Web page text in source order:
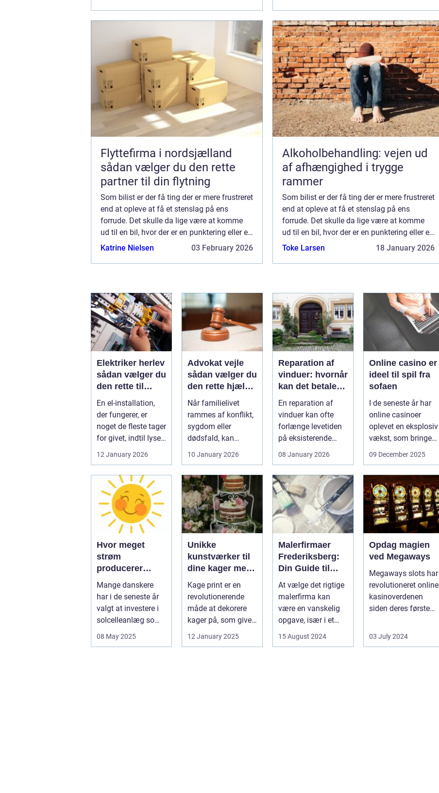
Flyttefirma i nordsjælland
sådan vælger du den rette
partner til din flytning
Som bilist er der få ting der er mere frustreret
end at opleve at få et stenslag på ens
forrude. Det skulle da lige være at komme
ud til en bil, hvor der er en punktering eller en
vintermorgen hvor man er for sent på den og
Katrine Nielsen 03 February 2026
Alkoholbehandling: vejen ud
af afhængighed i trygge
rammer
Som bilist er der få ting der er mere frustreret
end at opleve at få et stenslag på ens
forrude. Det skulle da lige være at komme
ud til en bil, hvor der er en punktering eller en
vintermorgen hvor man er for sent på den og
Toke Larsen 18 January 2026
Elektriker herlev
sådan vælger du
den rette til
opgaven
En el-installation,
der fungerer, er
noget de fleste tager
for givet, indtil lyset
pludselig går, el...
12 January 2026
Advokat vejle
sådan vælger du
den rette hjælp
til familien
Når familielivet
rammes af konflikt,
sygdom eller
dødsfald, kan
juridiske spørgsmål
hurtigt vokse si...
10 January 2026
Reparation af
vinduer: hvornår
kan det betale
sig?
En reparation af
vinduer kan ofte
forlænge levetiden
på eksisterende
rammer og glas
08 January 2026
Online casino er
ideel til spil fra
sofaen
I de seneste år har
online casinoer
oplevet en eksplosiv
vækst, som bringer
spændi...
09 December 2025
Hvor meget
strøm
producerer
solceller om
vinteren?
Mange danskere
har i de seneste år
valgt at investere i
solcelleanlæg som
en bæred...
08 May 2025
Unikke
kunstværker til
dine kager med
kage print
Kage print er en
revolutionerende
måde at dekorere
kager på, som giver
dig mulighed for ...
12 January 2025
Malerfirmaer
Frederiksberg:
Din Guide til
Kvalitet og
Service
At vælge det rigtige
malerfirma kan
være en vanskelig
opgave, især i et
område som
Frederiksberg, hv...
15 August 2024
Opdag magien
ved Megaways
Megaways slots har
revolutioneret online
kasinoverdenen
siden deres første
spillea...
03 July 2024